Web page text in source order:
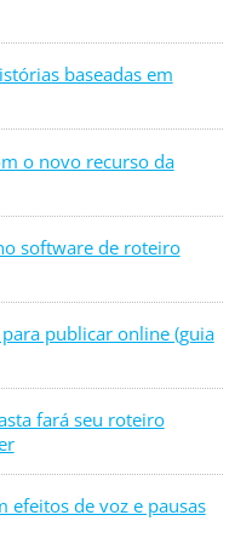
baseadas em
o novo recurso da
software de roteiro
publicar online (guia
fará seu roteiro
efeitos de voz e pausas